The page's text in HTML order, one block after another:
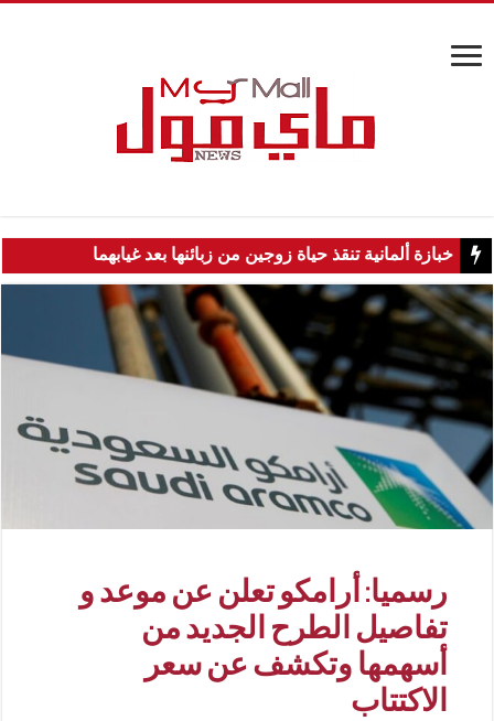
خبازة ألمانية تنقذ حياة زوجين من زبائنها بعد غيابهما
رسميا: أرامكو تعلن عن موعد و
تفاصيل الطرح الجديد من
أسهمها وتكشف عن سعر
الاكتتاب